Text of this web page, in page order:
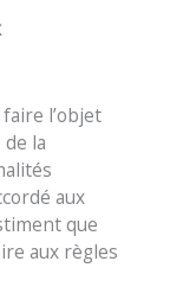
l’objet
la
aux
que
aux règles